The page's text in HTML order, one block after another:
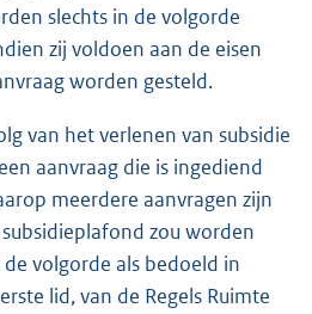
slechts in de volgorde
zij voldoen aan de eisen
worden gesteld.
van het verlenen van subsidie
aanvraag die is ingediend
meerdere aanvragen zijn
zou worden
volgorde als bedoeld in
lid, van de Regels Ruimte